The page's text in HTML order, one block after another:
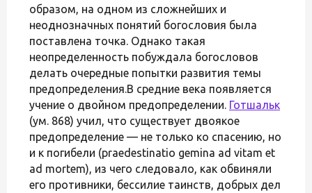
образом, на одном из сложнейших и
неоднозначных понятий богословия была
поставлена точка. Однако такая
неопределенность побуждала богословов
делать очередные попытки развития темы
предопределения.В средние века появляется
учение о двойном предопределении. Готшальк
(ум. 868) учил, что существует двоякое
предопределение — не только ко спасению, но
и к погибели (praedestinatio gemina ad vitam et
ad mortem), из чего следовало, как обвиняли
его противники, бессилие таинств, добрых дел